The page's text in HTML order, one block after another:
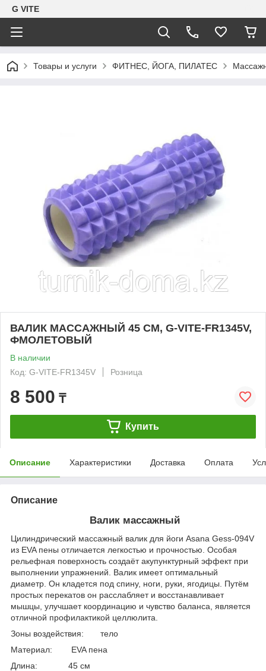
G VITE
Товары и услуги ФИТНЕС, ЙОГА, ПИЛАТЕС
ВАЛИК МАССАЖНЫЙ 45 СМ, G-VITE-FR1345V,
ФМОЛЕТОВЫЙ
В наличии
Код: G-VITE-FR1345V
Розница
8 500 ₸
Купить
Описание Характеристики Доставка Оплата
Описание
Валик массажный
Цилиндрический массажный валик для йоги Asana Gess-094V
из EVA пены отличается легкостью и прочностью. Особая
рельефная поверхность создаёт акупунктурный эффект при
выполнении упражнений. Валик имеет оптимальный
диаметр. Он кладется под спину, ноги, руки, ягодицы. Путём
простых перекатов он расслабляет и восстанавливает
мышцы, улучшает координацию и чувство баланса, является
отличной профилактикой целлюлита.
Зоны воздействия: тело
Материал: EVA пена
Длина: 45 см